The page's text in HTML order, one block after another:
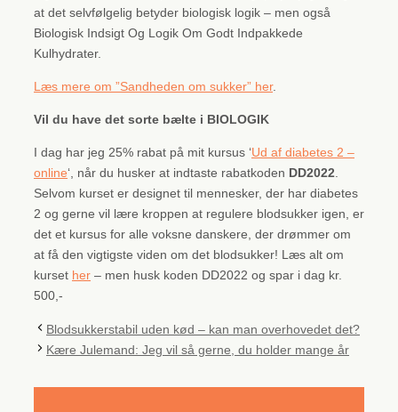
at det selvfølgelig betyder biologisk logik – men også
Biologisk Indsigt Og Logik Om Godt Indpakkede
Kulhydrater.
Læs mere om ”Sandheden om sukker” her.
Vil du have det sorte bælte i BIOLOGIK
I dag har jeg 25% rabat på mit kursus ‘Ud af diabetes 2 –
online‘, når du husker at indtaste rabatkoden DD2022
Selvom kurset er designet til mennesker, der har diabetes
2 og gerne vil lære kroppen at regulere blodsukker igen, er
det et kursus for alle voksne danskere, der drømmer om
at få den vigtigste viden om det blodsukker! Læs alt om
kurset her – men husk koden DD2022 og spar i dag kr.
500,-
Blodsukkerstabil uden kød – kan man overhovedet det?
Kære Julemand: Jeg vil så gerne, du holder mange år